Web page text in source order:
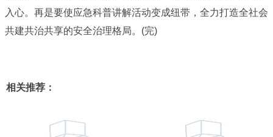
入心。再是要使应急科普讲解活动变成纽带，全力打造全社会
共建共治共享的安全治理格局。(完)
相关推荐：